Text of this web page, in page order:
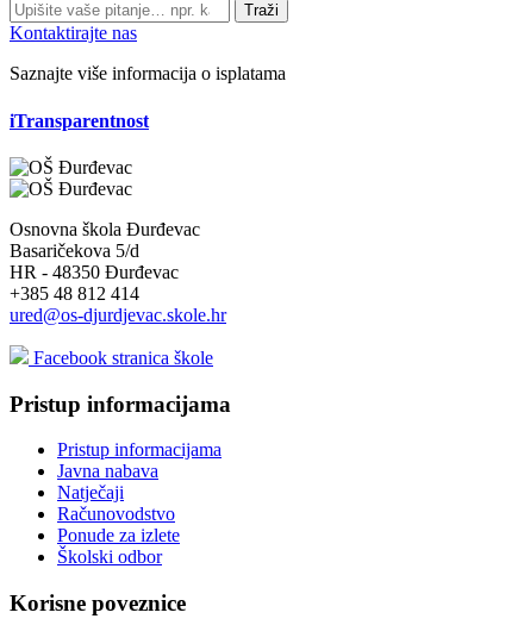
Traži
Kontaktirajte nas
Saznajte više informacija o isplatama
iTransparentnost
Osnovna škola Đurđevac
Basaričekova 5/d
HR - 48350 Đurđevac
+385 48 812 414
ured@os-djurdjevac.skole.hr
Facebook stranica škole
Pristup informacijama
Pristup informacijama
Javna nabava
Natječaji
Računovodstvo
Ponude za izlete
Školski odbor
Korisne poveznice